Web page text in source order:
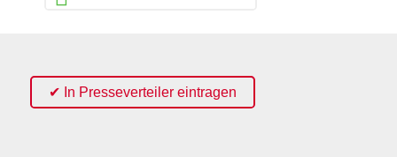
✔ In Presseverteiler eintragen